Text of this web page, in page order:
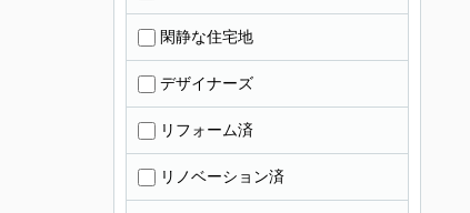
閑静な住宅地
デザイナーズ
リフォーム済
リノベーション済